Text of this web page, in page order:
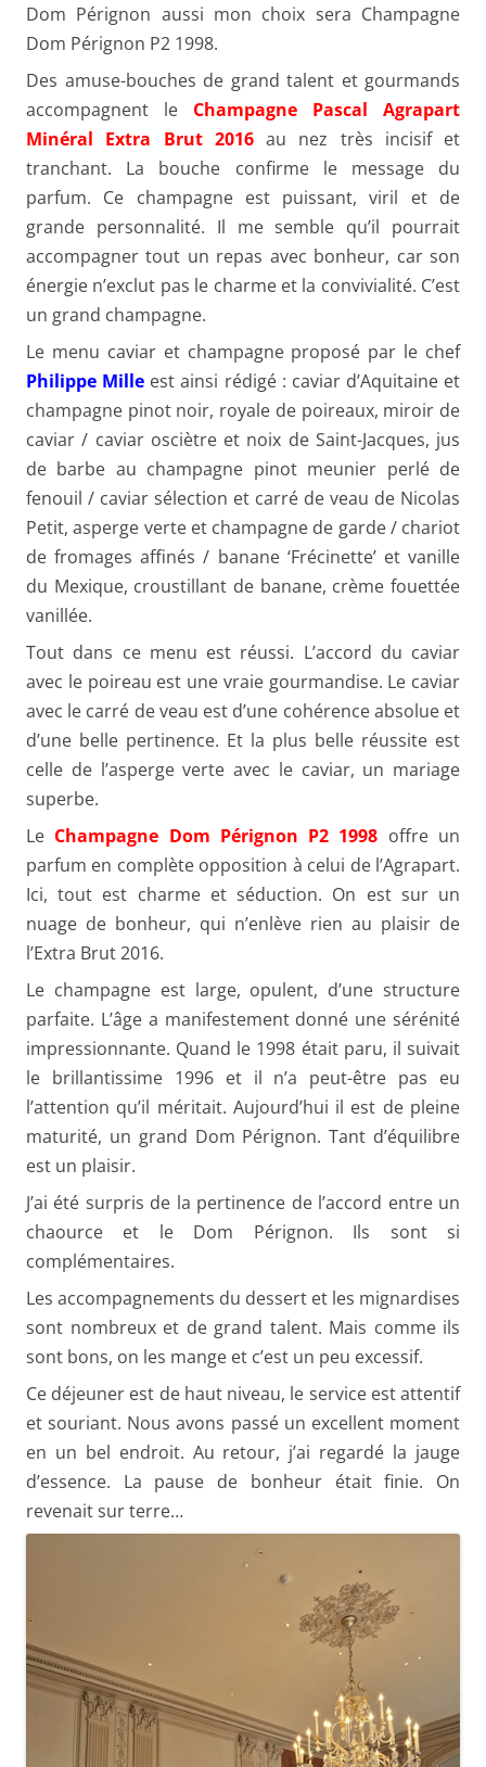
Dom Pérignon aussi mon choix sera Champagne
Dom Pérignon P2 1998.
Des amuse-bouches de grand talent et gourmands
accompagnent le Champagne Pascal Agrapart
Minéral Extra Brut 2016au nez très incisif et
tranchant. La bouche confirme le message du
parfum. Ce champagne est puissant, viril et de
grande personnalité. Il me semble qu’il pourrait
accompagner tout un repas avec bonheur, car son
énergie n’exclut pas le charme et la convivialité. C’est
un grand champagne.
Le menu caviar et champagne proposé par le chef
Philippe Mille est ainsi rédigé : caviar d’Aquitaine et
champagne pinot noir, royale de poireaux, miroir de
caviar / caviar osciètre et noix de Saint-Jacques, jus
de barbe au champagne pinot meunier perlé de
fenouil / caviar sélection et carré de veau de Nicolas
Petit, asperge verte et champagne de garde / chariot
de fromages affinés / banane ‘Frécinette’ et vanille
du Mexique, croustillant de banane, crème fouettée
vanillée.
Tout dans ce menu est réussi. L’accord du caviar
avec le poireau est une vraie gourmandise. Le caviar
avec le carré de veau est d’une cohérence absolue et
d’une belle pertinence. Et la plus belle réussite est
celle de l’asperge verte avec le caviar, un mariage
superbe.
Le Champagne Dom Pérignon P2 1998 offre un
parfum en complète opposition à celui de l’Agrapart.
Ici, tout est charme et séduction. On est sur un
nuage de bonheur, qui n’enlève rien au plaisir de
l’Extra Brut 2016.
Le champagne est large, opulent, d’une structure
parfaite. L’âge a manifestement donné une sérénité
impressionnante. Quand le 1998 était paru, il suivait
le brillantissime 1996 et il n’a peut-être pas eu
l’attention qu’il méritait. Aujourd’hui il est de pleine
maturité, un grand Dom Pérignon. Tant d’équilibre
est un plaisir.
J’ai été surpris de la pertinence de l’accord entre un
chaource et le Dom Pérignon. Ils sont si
complémentaires.
Les accompagnements du dessert et les mignardises
sont nombreux et de grand talent. Mais comme ils
sont bons, on les mange et c’est un peu excessif.
Ce déjeuner est de haut niveau, le service est attentif
et souriant. Nous avons passé un excellent moment
en un bel endroit. Au retour, j’ai regardé la jauge
d’essence. La pause de bonheur était finie. On
revenait sur terre…